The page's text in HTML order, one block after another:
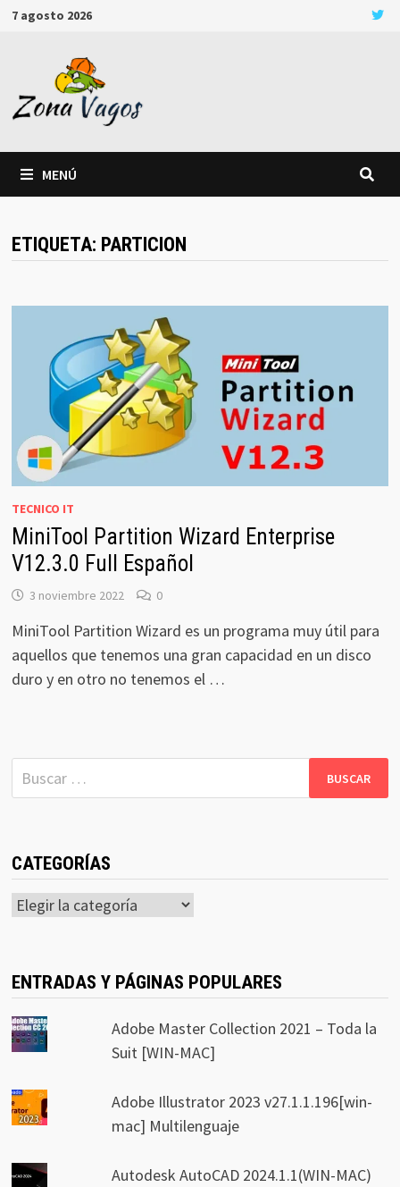
Saltar
7 agosto 2026
MENÚ
ETIQUETA: PARTICION
TECNICO IT
MiniTool Partition Wizard Enterprise
V12.3.0 Full Español
3 noviembre 2022 0
MiniTool Partition Wizard es un programa muy útil para
aquellos que tenemos una gran capacidad en un disco
duro y en otro no tenemos el …
Buscar:
CATEGORÍAS
Categorías
ENTRADAS Y PÁGINAS POPULARES
Adobe Master Collection 2021 – Toda la
Suit [WIN-MAC]
Adobe Illustrator 2023 v27.1.1.196[win-
mac] Multilenguaje
Autodesk AutoCAD 2024.1.1(WIN-MAC)